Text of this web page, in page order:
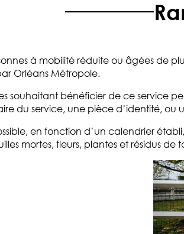
à mobilité réduite ou âgées de
Orléans Métropole.
souhaitant bénéficier de ce service
du service, une pièce d’identité, ou
en fonction d’un calendrier
mortes, fleurs, plantes et résidus